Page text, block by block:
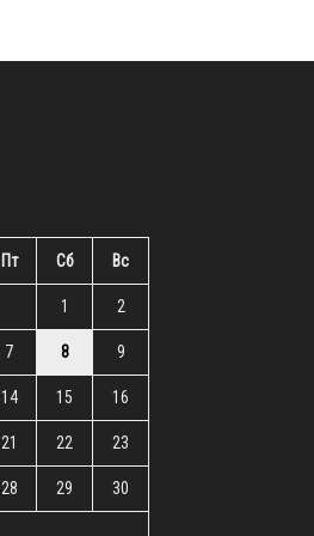
Пт Сб Вс
1 2
7 8 9
14 15 16
21 22 23
28 29 30